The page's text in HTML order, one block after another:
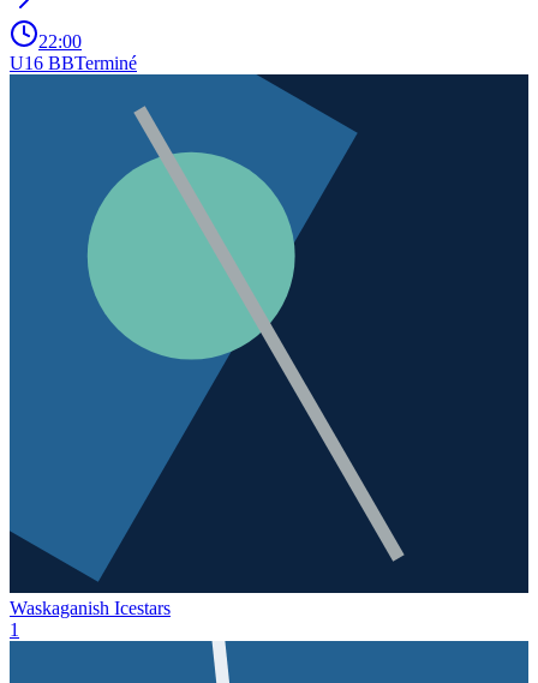
22:00
U16 BBTerminé
Waskaganish Icestars
1